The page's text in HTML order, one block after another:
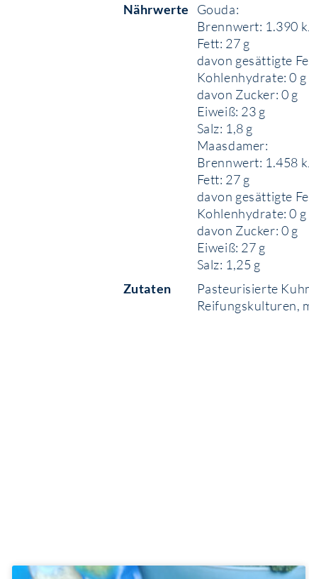
Nährwerte
Gouda:
Brennwert: 1.390
Fett: 27 g
davon gesättigte
Kohlenhydrate: 0 g
davon Zucker: 0 g
Eiweiß: 23 g
Salz: 1,8 g
Maasdamer:
Brennwert: 1.458
Fett: 27 g
davon gesättigte
Kohlenhydrate: 0 g
davon Zucker: 0 g
Eiweiß: 27 g
Salz: 1,25 g
Zutaten
Pasteurisierte
Reifungskulturen,